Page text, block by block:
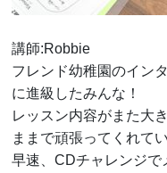
講師:Robbie
フレンド幼稚園のイン
に進級したみんな！
レッスン内容がまた大
ままで頑張ってくれて
早速、CDチャレンジで